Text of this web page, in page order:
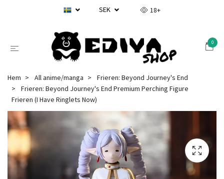
SEK 18+
0
Hem All anime/manga
Frieren: Beyond Journey's End
Frieren: Beyond Journey's End Premium Perching Figure
Frieren (I Have Ringlets Now)